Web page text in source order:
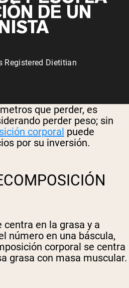
DE UN
Registered Dietitian
que perder, es
perder peso; sin
corporal puede
por su inversión.
centra en la grasa y a
número en una báscula,
corporal se centra
grasa con masa muscular.